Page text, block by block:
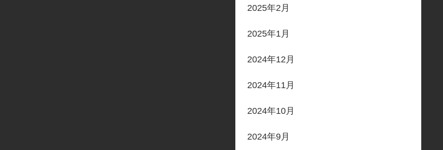
2025年2月
2025年1月
2024年12月
2024年11月
2024年10月
2024年9月